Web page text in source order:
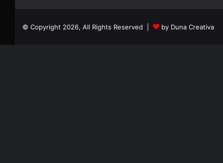
© Copyright 2026, All Rights Reserved | by Duna Creativa